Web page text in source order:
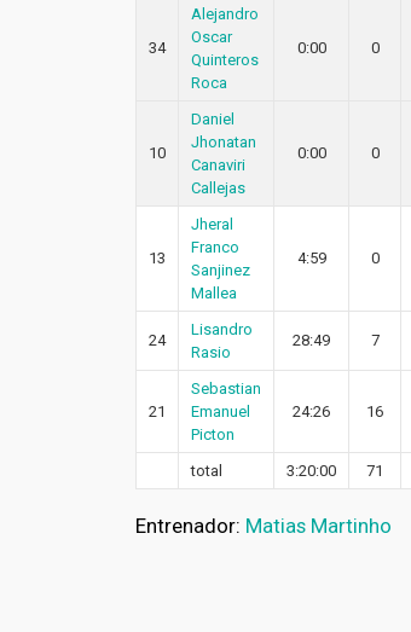
34
Alejandro
Oscar
Quinteros
Roca
0:00 0
10
Daniel
Jhonatan
Canaviri
Callejas
0:00 0
13
Jheral
Franco
Sanjinez
Mallea
4:59 0
24
Lisandro
Rasio
28:49 7
21
Sebastian
Emanuel
Picton
24:26 16
total 3:20:00 71
Entrenador: Matias Martinho